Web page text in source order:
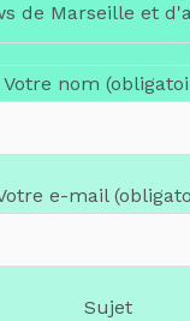
de Marseille et
Votre nom
e-mail
Sujet